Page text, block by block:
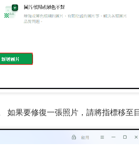
如果要修復一張照片，請將指標移至